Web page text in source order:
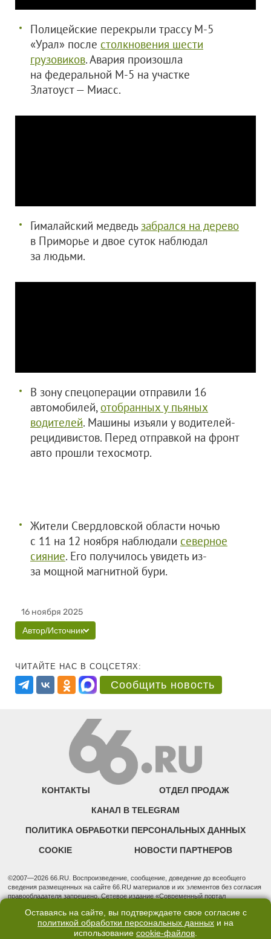
Полицейские перекрыли трассу М-5
«Урал» после столкновения шести
грузовиков. Авария произошла
на федеральной М-5 на участке
Златоуст — Миасс.
Гималайский медведь забрался на дерево
в Приморье и двое суток наблюдал
за людьми.
В зону спецоперации отправили 16
автомобилей, отобранных у пьяных
водителей. Машины изъяли у водителей-
рецидивистов. Перед отправкой на фронт
авто прошли техосмотр.
Жители Свердловской области ночью
с 11 на 12 ноября наблюдали северное
сияние. Его получилось увидеть из-
за мощной магнитной бури.
16 ноября 2025
Автор/Источник
ЧИТАЙТЕ НАС В СОЦСЕТЯХ:
Сообщить новость
КОНТАКТЫ ОТДЕЛ ПРОДАЖ
КАНАЛ В TELEGRAM
ПОЛИТИКА ОБРАБОТКИ ПЕРСОНАЛЬНЫХ ДАННЫХ
COOKIE НОВОСТИ ПАРТНЕРОВ
©2007—2026 66.RU. Воспроизведение, сообщение, доведение до всеобщего
сведения размещенных на сайте 66.RU материалов и их элементов без согласия
правообладателя запрещено. Сетевое издание «Современный портал
надзору в сфере связи, информационных технологий и массовых коммуникаций
(Роскомнадзор). Регистрационный номер ЭЛ № ФС 77 - 76634 от 02.09.2019
Учредитель: Общество с ограниченной ответственностью "66.ру". Юридический
Оставаясь на сайте, вы подтверждаете свое согласие с
политикой обработки персональных данных и на
использование cookie-файлов.